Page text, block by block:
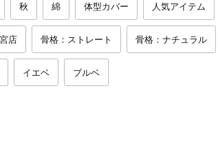
秋 綿 体型カバー 人気アイテム
店 骨格：ストレート 骨格：ナチュラル
イエベ ブルベ